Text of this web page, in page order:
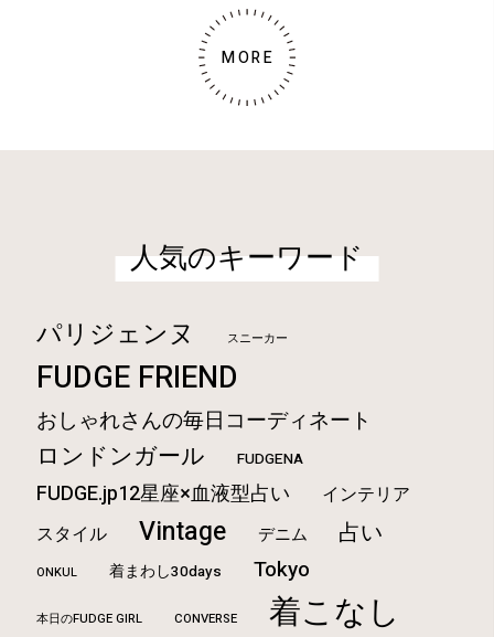
MORE
人気のキーワード
パリジェンヌ スニーカー
FUDGE FRIEND
おしゃれさんの毎日コーディネート
ロンドンガール FUDGENA
FUDGE.jp12星座×血液型占い
インテリア
スタイル
Vintage デニム 占い
ONKUL 着まわし30days Tokyo
本日のFUDGE GIRL CONVERSE 着こなし